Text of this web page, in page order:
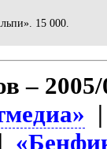
15 000.
–